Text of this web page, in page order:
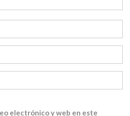
electrónico y web en este